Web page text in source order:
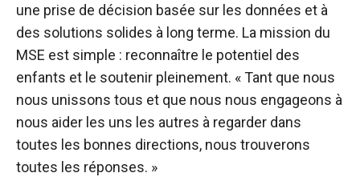
une prise de décision basée sur les données et à
des solutions solides à long terme. La mission du
MSE est simple : reconnaître le potentiel des
enfants et le soutenir pleinement. « Tant que nous
nous unissons tous et que nous nous engageons à
nous aider les uns les autres à regarder dans
toutes les bonnes directions, nous trouverons
toutes les réponses. »